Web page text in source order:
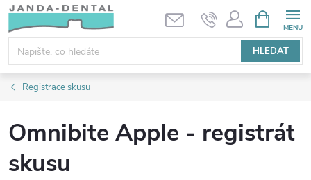
Přejít
obsah
HLEDAT
NÁKUPNÍ
KOŠÍK
Registrace skusu
Omnibite Apple - registrát
skusu